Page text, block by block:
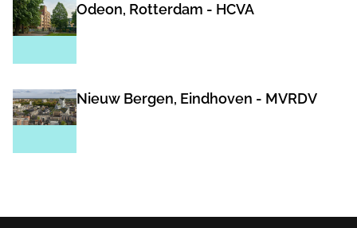
Odeon, Rotterdam - HCVA
Nieuw Bergen, Eindhoven - MVRDV